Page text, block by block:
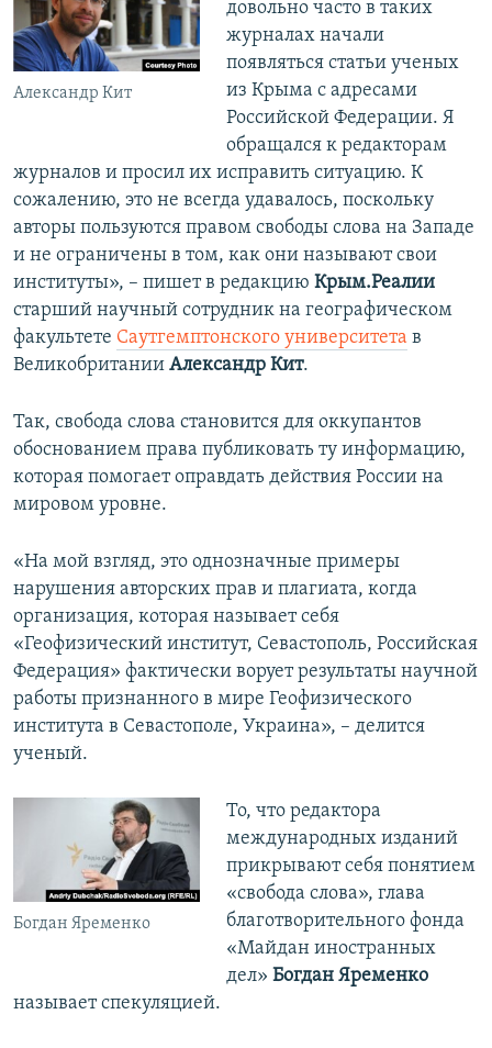
Александр Кит
довольно часто в таких
журналах начали
появляться статьи ученых
из Крыма с адресами
Российской Федерации. Я
обращался к редакторам
журналов и просил их исправить ситуацию. К
сожалению, это не всегда удавалось, поскольку
авторы пользуются правом свободы слова на Западе
и не ограничены в том, как они называют свои
институты», – пишет в редакцию Крым.Реалии
старший научный сотрудник на географическом
факультете Саутгемптонского университета в
Великобритании Александр Кит.
Так, свобода слова становится для оккупантов
обоснованием права публиковать ту информацию,
которая помогает оправдать действия России на
мировом уровне.
«На мой взгляд, это однозначные примеры
нарушения авторских прав и плагиата, когда
организация, которая называет себя
«Геофизический институт, Севастополь, Российская
Федерация» фактически ворует результаты научной
работы признанного в мире Геофизического
института в Севастополе, Украина», – делится
ученый.
Богдан Яременко
То, что редактора
международных изданий
прикрывают себя понятием
«свобода слова», глава
благотворительного фонда
«Майдан иностранных
дел» Богдан Яременко
называет спекуляцией.